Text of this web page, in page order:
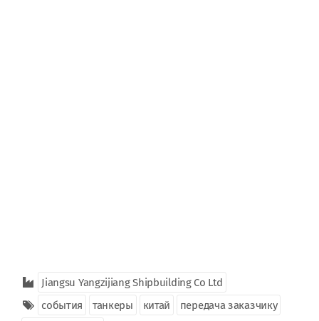
Jiangsu Yangzijiang Shipbuilding Co Ltd
события
танкеры китай
передача заказчику